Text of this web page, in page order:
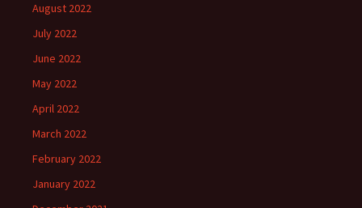
August 2022
July 2022
June 2022
May 2022
April 2022
March 2022
February 2022
January 2022